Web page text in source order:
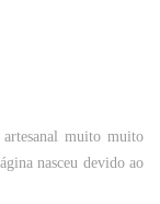
muito muito
nasceu devido ao